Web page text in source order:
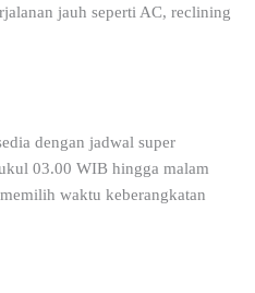
jauh seperti AC, reclining
dengan jadwal super
03.00 WIB hingga malam
waktu keberangkatan